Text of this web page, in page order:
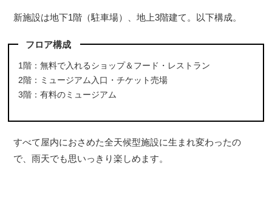
新施設は地下1階（駐車場）、地上3階建て。以下構成。
フロア構成
1階：無料で入れるショップ＆フード・レストラン
2階：ミュージアム入口・チケット売場
3階：有料のミュージアム
すべて屋内におさめた全天候型施設に生まれ変わったの
で、雨天でも思いっきり楽しめます。